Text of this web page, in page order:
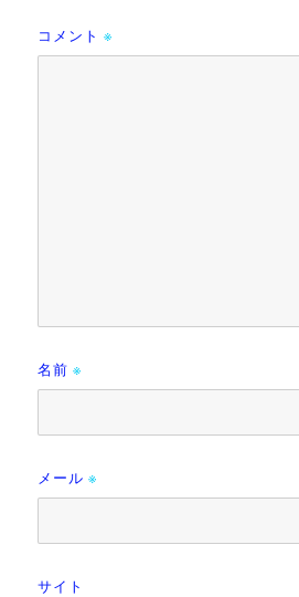
コメント※
名前※
メール※
サイト